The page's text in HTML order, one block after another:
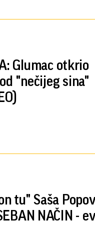
Glumac otkrio
"nečijeg sina"
tu" Saša
NAČIN -